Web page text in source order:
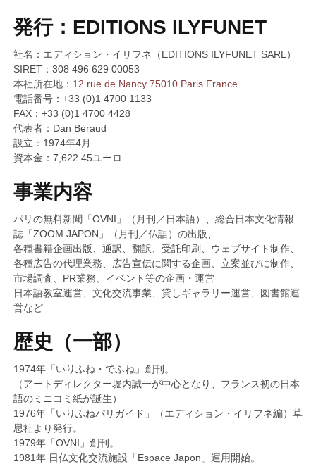
発行：EDITIONS ILYFUNET
社名：エディション・イリフネ（EDITIONS ILYFUNET SARL）
SIRET：308 496 629 00053
本社所在地： 12 rue de Nancy 75010 Paris France
電話番号：+33 (0)1 4700 1133
FAX：+33 (0)1 4700 4428
代表者：Dan Béraud
設立：1974年4月
資本金：7,622.45ユーロ
事業内容
パリの無料新聞「OVNI」（月刊／日本語）、総合日本文化情報
誌「ZOOM JAPON」（月刊／仏語）の出版、
各種書籍企画出版、通訳、翻訳、受託印刷、ウェブサイト制作、
各種広告の代理業務、広告宣伝に関する企画、立案並びに制作、
市場調査、PR業務、イベント等の企画・運営
日本語教室運営、文化交流事業、貸しギャラリー運営、図書館運
営など
歴史（一部）
1974年「いりふね・でふね」創刊。
（アートディレクター堀内誠一が中心となり、フランス初の日本
語のミニコミ紙が誕生）
1976年「いりふねパリガイド」（エディション・イリフネ編）草
思社より発行。
1979年「OVNI」創刊。
1981年 日仏文化交流施設「Espace Japon」運用開始。